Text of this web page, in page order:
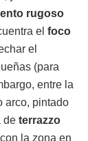
rugoso
el foco
el
(para
entre la
arco, pintado
de terrazzo
la zona en